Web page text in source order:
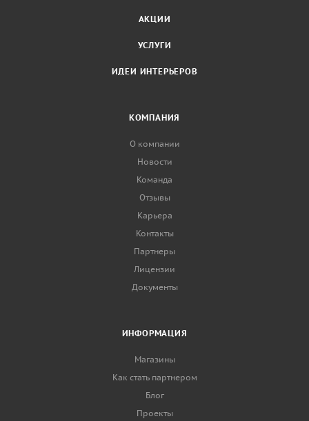
АКЦИИ
УСЛУГИ
ИДЕИ ИНТЕРЬЕРОВ
КОМПАНИЯ
О компании
Новости
Команда
Отзывы
Карьера
Контакты
Партнеры
Лицензии
Документы
ИНФОРМАЦИЯ
Магазины
Как стать партнером
Блог
Проекты